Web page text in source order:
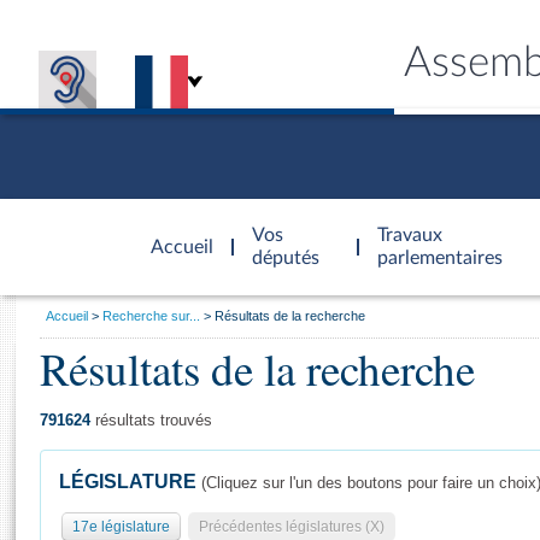
Accueil
d'accueil
Vos
députés
Travaux
parlementaires
Général
Vous
Accueil Recherche sur... Résultats de la recherche
Résultats de la recherche
791624résultats trouvés
LÉGISLATURE (Cliquez sur l'un des boutons pour faire un choix)
17e législature Précédentes législatures (X)